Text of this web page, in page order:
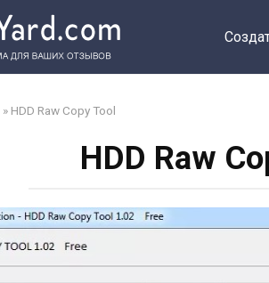
» HDD Raw Copy Tool
HDD Raw